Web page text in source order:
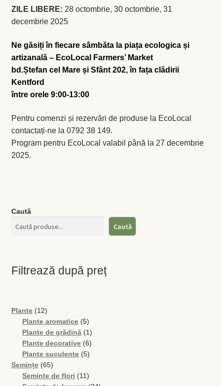
Informaţii
Busuioc
Busuioc roşu
Ceapă de tuns
Cimbrişor
Fragă
Levănţică
Melisa
Mentă
Oregano
ZILE LIBERE: 28 octombrie, 30 octombrie, 31
decembrie 2025
Ne găsiți în fiecare sâmbătala piața ecologica și
artizanală – EcoLocal Farmers’ Market
bd.Ștefan cel Mare și Sfânt 202, în fața clădirii
Kentford
între orele 9:00-13:00
Pentru comenzi și rezervări de produse la EcoLocal
contactați-ne la 0792 38 149.
Program pentru EcoLocal valabil până la 27 decembrie
2025.
Caută
Caută
Filtrează după preț
Plante 1212
produse
Plante aromatice 55
produse
Plante de grădină 11
produs
Plante decorative 66
produse
Plante suculente 55
Semințe 6565
de
Semințe de flori 1111